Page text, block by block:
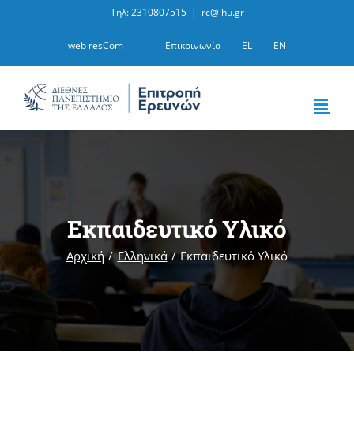
Τηλ: 2310807515 | rc@ihu.gr
web resCom Επικοινωνία EL EN
Εκπαιδευτικό Υλικό
Αρχική Ελληνικά Εκπαιδευτικό Υλικό